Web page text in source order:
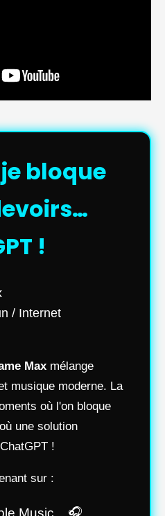
bloque
!
/ Internet
Max mélange
musique moderne. La
où l'on bloque
une solution
!
sur :
Music 🎧